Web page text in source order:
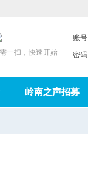
账号
密码
一扫，快速开始
岭南之声招募